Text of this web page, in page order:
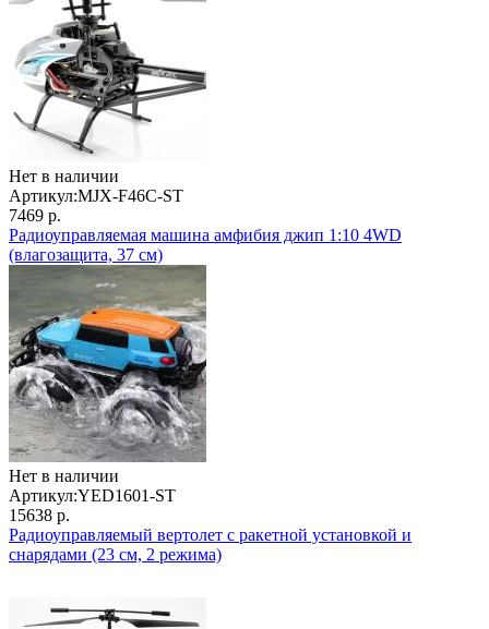
Нет в наличии
Артикул:MJX-F46C-ST
7469 р.
Радиоуправляемая машина амфибия джип 1:10 4WD
(влагозащита, 37 см)
Нет в наличии
Артикул:YED1601-ST
15638 р.
Радиоуправляемый вертолет с ракетной установкой и
снарядами (23 см, 2 режима)